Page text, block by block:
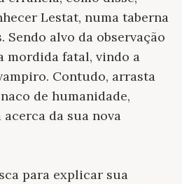
Lestat, numa taberna
alvo da observação
mordida fatal, vindo a
Contudo, arrasta
de humanidade,
da sua nova
para explicar sua